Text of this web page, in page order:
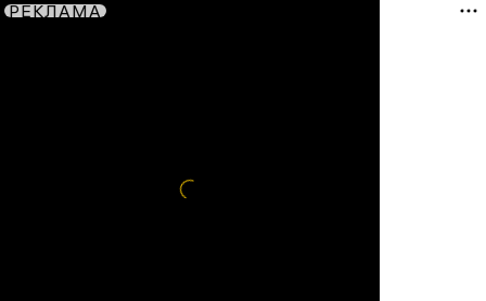
РЕКЛАМА